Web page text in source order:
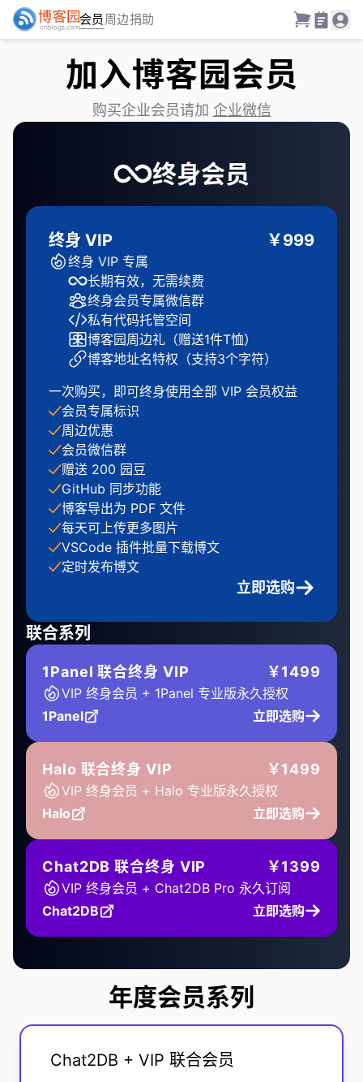
会员 周边捐助
加入博客园会员
购买企业会员请加 企业微信
终身会员
终身 VIP ￥999
终身 VIP 专属
长期有效，无需续费
终身会员专属微信群
私有代码托管空间
博客园周边礼（赠送1件T恤）
博客地址名特权（支持3个字符）
一次购买，即可终身使用全部 VIP 会员权益
会员专属标识
周边优惠
会员微信群
赠送 200 园豆
GitHub 同步功能
博客导出为 PDF 文件
每天可上传更多图片
VSCode 插件批量下载博文
定时发布博文
立即选购
联合系列
1Panel 联合终身 VIP ￥1499
VIP 终身会员 + 1Panel 专业版永久授权
1Panel
立即选购
Halo 联合终身 VIP ￥1499
VIP 终身会员 + Halo 专业版永久授权
Halo
立即选购
Chat2DB 联合终身 VIP ￥1399
VIP 终身会员 + Chat2DB Pro 永久订阅
Chat2DB
立即选购
年度会员系列
Chat2DB + VIP 联合会员